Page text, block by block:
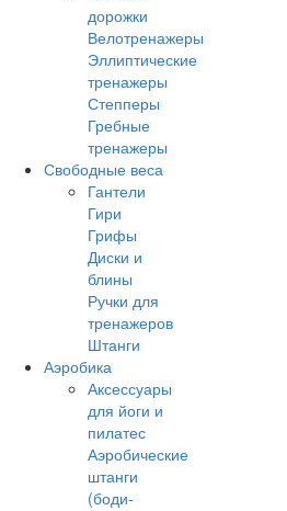
дорожки
Велотренажеры
Эллиптические
тренажеры
Степперы
Гребные
тренажеры
Свободные веса
Гантели
Гири
Грифы
Диски и
блины
Ручки для
тренажеров
Штанги
Аэробика
Аксессуары
для йоги и
пилатес
Аэробические
штанги
(боди-